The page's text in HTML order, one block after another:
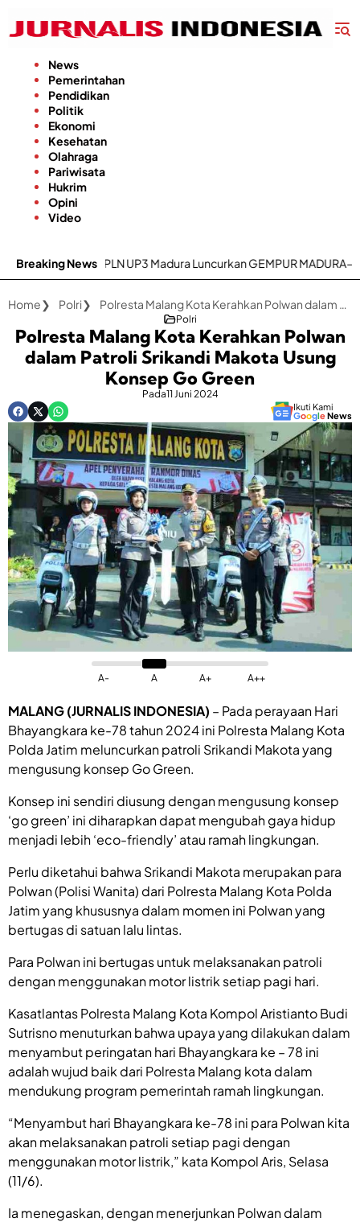
konten
News
Pemerintahan
Pendidikan
Politik
Ekonomi
Kesehatan
Olahraga
Pariwisata
Hukrim
Opini
Video
Breaking News
PLN UP3 Madura Luncurkan GEMPUR MADURA–GESIT POLL
Home Polri Polresta Malang Kota Kerahkan Polwan dalam Patroli Srikandi Makota Usung Konsep Go Green
Polri
Polresta Malang Kota Kerahkan Polwan
dalam Patroli Srikandi Makota Usung
Konsep Go Green
Pada11 Juni 2024
Ikuti Kami
GoogleNews
A- A A+ A++
MALANG (JURNALIS INDONESIA) – Pada perayaan Hari
Bhayangkara ke-78 tahun 2024 ini Polresta Malang Kota
Polda Jatim meluncurkan patroli Srikandi Makota yang
mengusung konsep Go Green.
Konsep ini sendiri diusung dengan mengusung konsep
‘go green’ ini diharapkan dapat mengubah gaya hidup
menjadi lebih ‘eco-friendly’ atau ramah lingkungan.
Perlu diketahui bahwa Srikandi Makota merupakan para
Polwan (Polisi Wanita) dari Polresta Malang Kota Polda
Jatim yang khususnya dalam momen ini Polwan yang
bertugas di satuan lalu lintas.
Para Polwan ini bertugas untuk melaksanakan patroli
dengan menggunakan motor listrik setiap pagi hari.
Kasatlantas Polresta Malang Kota Kompol Aristianto Budi
Sutrisno menuturkan bahwa upaya yang dilakukan dalam
menyambut peringatan hari Bhayangkara ke – 78 ini
adalah wujud baik dari Polresta Malang kota dalam
mendukung program pemerintah ramah lingkungan.
“Menyambut hari Bhayangkara ke-78 ini para Polwan kita
akan melaksanakan patroli setiap pagi dengan
menggunakan motor listrik,” kata Kompol Aris, Selasa
(11/6).
Ia menegaskan, dengan menerjunkan Polwan dalam